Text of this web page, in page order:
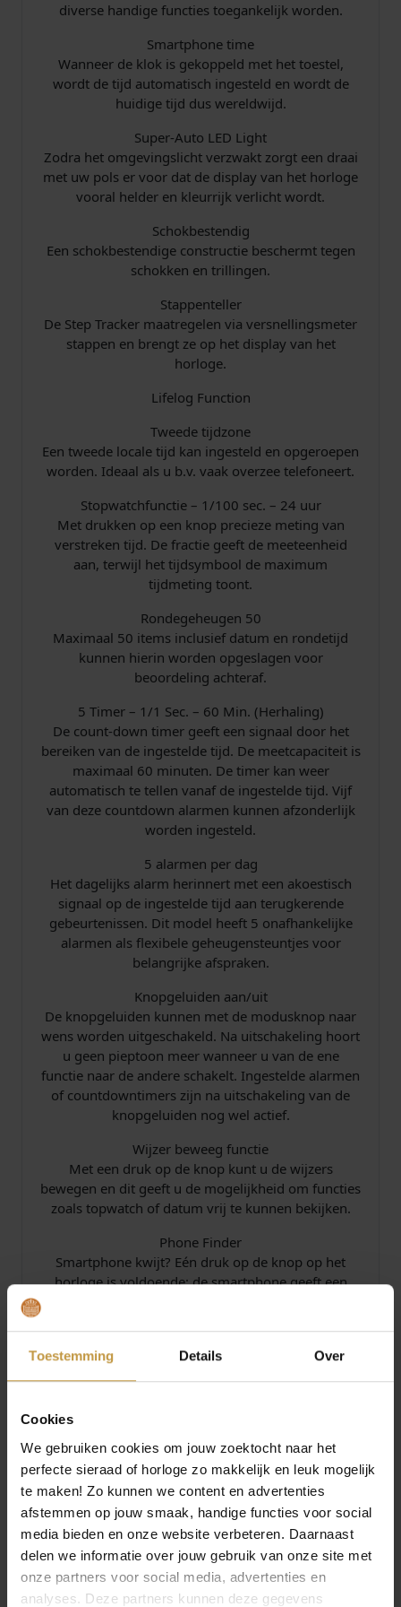
Toestemming Details Over
Cookies
We gebruiken cookies om jouw zoektocht naar het
perfecte sieraad of horloge zo makkelijk en leuk mogelijk
te maken! Zo kunnen we content en advertenties
afstemmen op jouw smaak, handige functies voor social
media bieden en onze website verbeteren. Daarnaast
delen we informatie over jouw gebruik van onze site met
onze partners voor social media, advertenties en
analyses. Deze partners kunnen deze gegevens
1
2
9
,
0
0
.
diverse handige functies toegankelijk worden.
Smartphone time
Wanneer de klok is gekoppeld met het toestel,
wordt de tijd automatisch ingesteld en wordt de
huidige tijd dus wereldwijd.
Super-Auto LED Light
Zodra het omgevingslicht verzwakt zorgt een draai
met uw pols er voor dat de display van het horloge
vooral helder en kleurrijk verlicht wordt.
Schokbestendig
Een schokbestendige constructie beschermt tegen
schokken en trillingen.
Stappenteller
De Step Tracker maatregelen via versnellingsmeter
stappen en brengt ze op het display van het
horloge.
Lifelog Function
Tweede tijdzone
Een tweede locale tijd kan ingesteld en opgeroepen
worden. Ideaal als u b.v. vaak overzee telefoneert.
Stopwatchfunctie – 1/100 sec. – 24 uur
Met drukken op een knop precieze meting van
verstreken tijd. De fractie geeft de meeteenheid
aan, terwijl het tijdsymbool de maximum
tijdmeting toont.
Rondegeheugen 50
Maximaal 50 items inclusief datum en rondetijd
kunnen hierin worden opgeslagen voor
beoordeling achteraf.
5 Timer – 1/1 Sec. – 60 Min. (Herhaling)
De count-down timer geeft een signaal door het
bereiken van de ingestelde tijd. De meetcapaciteit is
maximaal 60 minuten. De timer kan weer
automatisch te tellen vanaf de ingestelde tijd. Vijf
van deze countdown alarmen kunnen afzonderlijk
worden ingesteld.
5 alarmen per dag
Het dagelijks alarm herinnert met een akoestisch
signaal op de ingestelde tijd aan terugkerende
gebeurtenissen. Dit model heeft 5 onafhankelijke
alarmen als flexibele geheugensteuntjes voor
belangrijke afspraken.
Knopgeluiden aan/uit
De knopgeluiden kunnen met de modusknop naar
wens worden uitgeschakeld. Na uitschakeling hoort
u geen pieptoon meer wanneer u van de ene
functie naar de andere schakelt. Ingestelde alarmen
of countdowntimers zijn na uitschakeling van de
knopgeluiden nog wel actief.
Wijzer beweeg functie
Met een druk op de knop kunt u de wijzers
bewegen en dit geeft u de mogelijkheid om functies
zoals topwatch of datum vrij te kunnen bekijken.
Phone Finder
Smartphone kwijt? Eén druk op de knop op het
horloge is voldoende: de smartphone geeft een
Weergave van binnenkomende oproepen
Zodra je een oproep op je smartphone ontvangt,
Als de automatische kalender eenmaal is ingesteld,
wordt altijd de juiste datum weergegeven.
De tijd kan in 12-uurs of 24-uurs formaat worden
getoond.
Mineraalglas
Het geharde mineraalglas zorgt ervoor dat het